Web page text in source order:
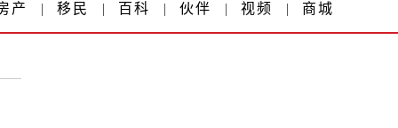
产 | 移民 | 百科 | 伙伴 | 视频 | 商城